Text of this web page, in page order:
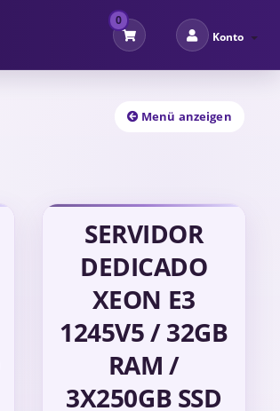
0
Konto
Menü anzeigen
SERVIDOR
DEDICADO
XEON E3
1245V5 / 32GB
RAM /
3X250GB SSD